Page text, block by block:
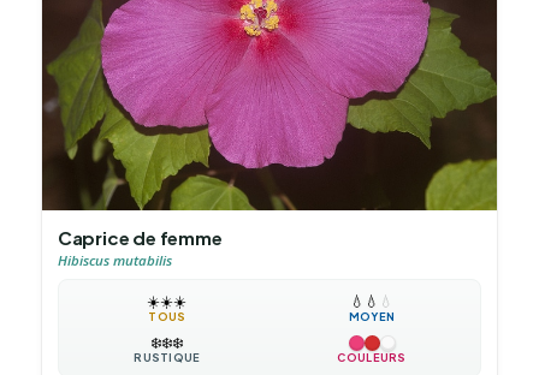
Caprice de femme
Hibiscus mutabilis
☀️☀️☀️
TOUS
💧 💧 💧
MOYEN
❄️❄️❄️
RUSTIQUE COULEURS